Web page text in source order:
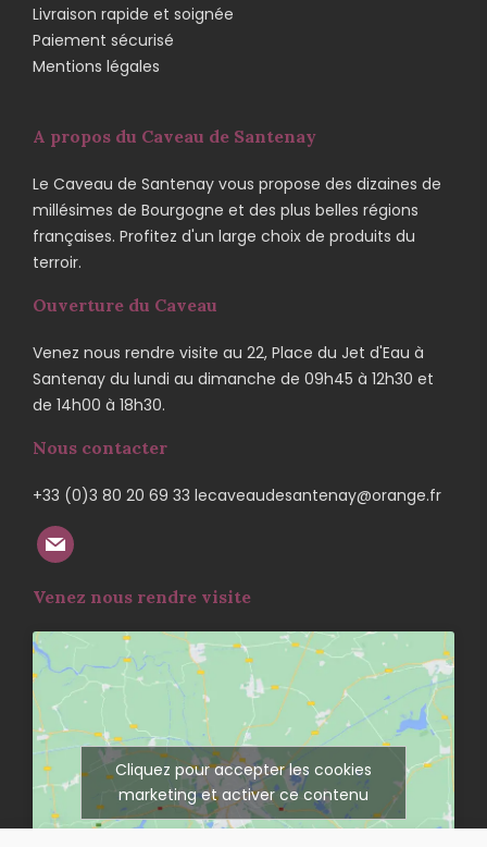
Livraison rapide et soignée
Paiement sécurisé
Mentions légales
A propos du Caveau de Santenay
Le Caveau de Santenay vous propose des dizaines de
millésimes de Bourgogne et des plus belles régions
françaises. Profitez d'un large choix de produits du
terroir.
Ouverture du Caveau
Venez nous rendre visite au 22, Place du Jet d'Eau à
Santenay du lundi au dimanche de 09h45 à 12h30 et
de 14h00 à 18h30.
Nous contacter
+33 (0)3 80 20 69 33 lecaveaudesantenay@orange.fr
Venez nous rendre visite
Cliquez pour accepter les cookies
marketing et activer ce contenu